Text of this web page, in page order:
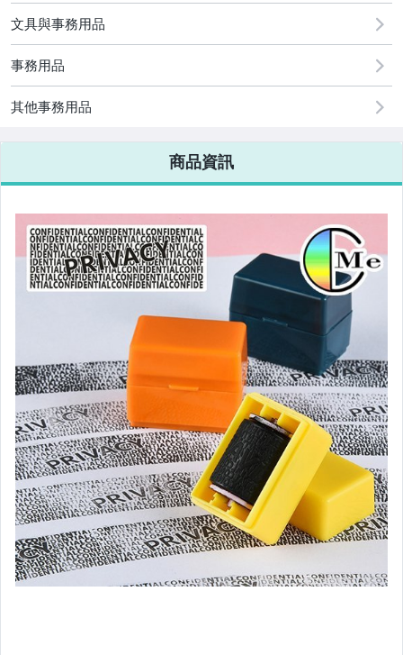
束口/密封袋/禮品袋
DIY手作樂趣
冷氣相關商品
6月新品New in
5月新品New in
4月新品New in
緊急避難包
炎炎夏日涼涼系列
防疫專區
清倉下殺區
文具與事務用品
事務用品
其他事務用品
商品資訊